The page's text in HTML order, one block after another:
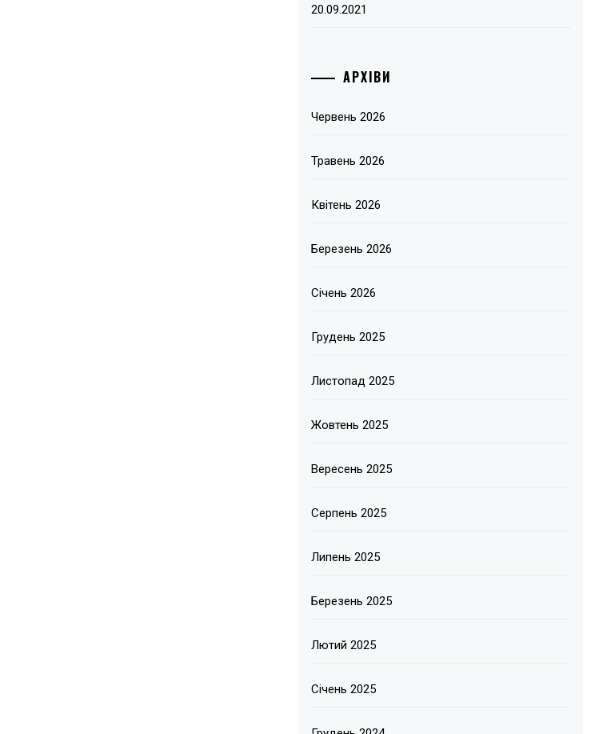
20.09.2021
АРХІВИ
Червень 2026
Травень 2026
Квітень 2026
Березень 2026
Січень 2026
Грудень 2025
Листопад 2025
Жовтень 2025
Вересень 2025
Серпень 2025
Липень 2025
Березень 2025
Лютий 2025
Січень 2025